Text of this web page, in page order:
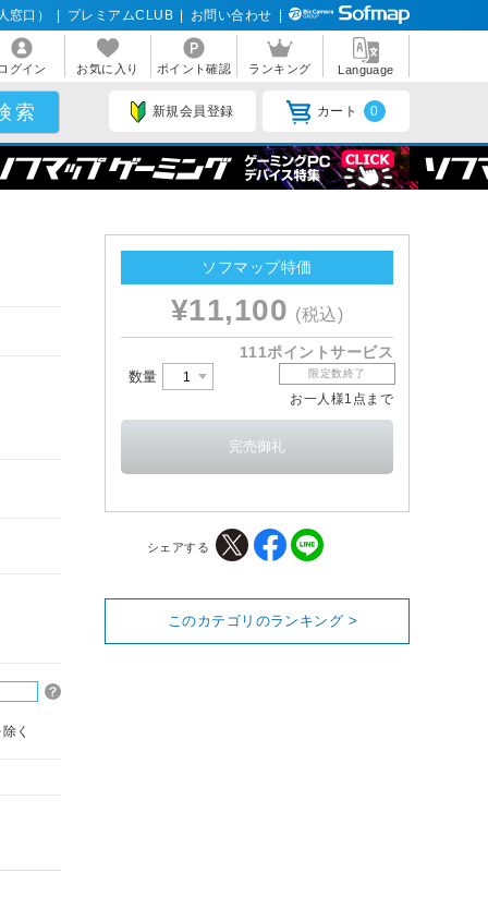
窓口） プレミアムCLUB お問い合わせ
ログイン お気に入り ポイント確認 ランキング Language
新規会員登録 カート 0
く
ソフマップ特価
¥11,100 (税込)
111ポイントサービス
数量 限定数終了
お一人様1点まで
シェアする
このカテゴリのランキング >